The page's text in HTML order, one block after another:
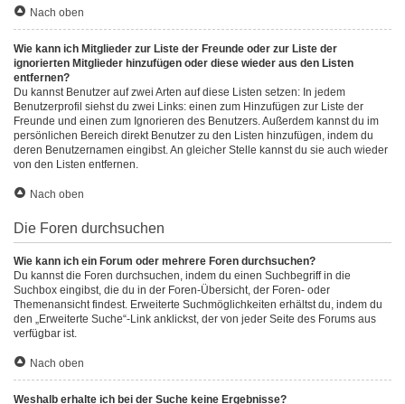
Nach oben
Wie kann ich Mitglieder zur Liste der Freunde oder zur Liste der
ignorierten Mitglieder hinzufügen oder diese wieder aus den Listen
entfernen?
Du kannst Benutzer auf zwei Arten auf diese Listen setzen: In jedem
Benutzerprofil siehst du zwei Links: einen zum Hinzufügen zur Liste der
Freunde und einen zum Ignorieren des Benutzers. Außerdem kannst du im
persönlichen Bereich direkt Benutzer zu den Listen hinzufügen, indem du
deren Benutzernamen eingibst. An gleicher Stelle kannst du sie auch wieder
von den Listen entfernen.
Nach oben
Die Foren durchsuchen
Wie kann ich ein Forum oder mehrere Foren durchsuchen?
Du kannst die Foren durchsuchen, indem du einen Suchbegriff in die
Suchbox eingibst, die du in der Foren-Übersicht, der Foren- oder
Themenansicht findest. Erweiterte Suchmöglichkeiten erhältst du, indem du
den „Erweiterte Suche“-Link anklickst, der von jeder Seite des Forums aus
verfügbar ist.
Nach oben
Weshalb erhalte ich bei der Suche keine Ergebnisse?